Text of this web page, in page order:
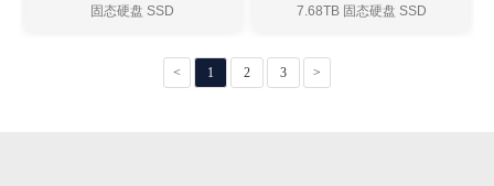
固态硬盘 SSD
7.68TB 固态硬盘 SSD
< 1 2 3 >